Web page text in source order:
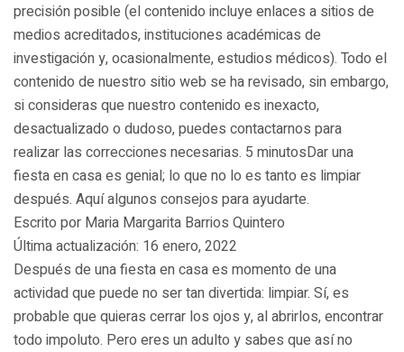
precisión posible (el contenido incluye enlaces a sitios de
medios acreditados, instituciones académicas de
investigación y, ocasionalmente, estudios médicos). Todo el
contenido de nuestro sitio web se ha revisado, sin embargo,
si consideras que nuestro contenido es inexacto,
desactualizado o dudoso, puedes contactarnos para
realizar las correcciones necesarias. 5 minutosDar una
fiesta en casa es genial; lo que no lo es tanto es limpiar
después. Aquí algunos consejos para ayudarte.
Escrito por Maria Margarita Barrios Quintero
Última actualización: 16 enero, 2022
Después de una fiesta en casa es momento de una
actividad que puede no ser tan divertida: limpiar. Sí, es
probable que quieras cerrar los ojos y, al abrirlos, encontrar
todo impoluto. Pero eres un adulto y sabes que así no